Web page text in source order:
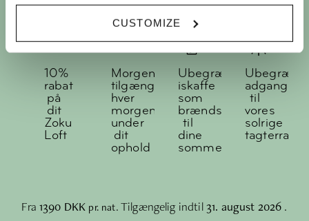
CUSTOMIZE
10%
rabat
på
dit
Zoku
Loft
Morgenmadsbuffet,
tilgængelig
hver
morgen
under
dit
ophold
Ubegrænset(ish)*
iskaffe
som
brændstof
til
dine
sommereventyr
adgang
til
vores
solrige
Fra 1390 DKK pr. nat. Tilgængelig indtil31. august 2026 .